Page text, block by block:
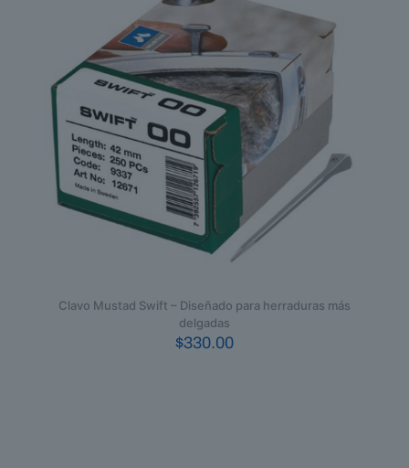
Clavo Mustad Swift – Diseñado para herraduras más
delgadas
$330.00